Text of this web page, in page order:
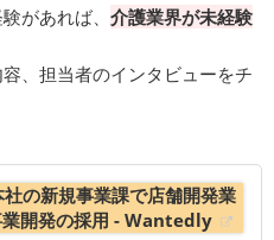
があれば、 介護業界が未経験
、担当者のインタビューをチ
の新規事業課で店舗開発業
業開発の採用 - Wantedly